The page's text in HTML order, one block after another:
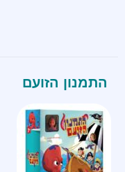
התמנון הזועם